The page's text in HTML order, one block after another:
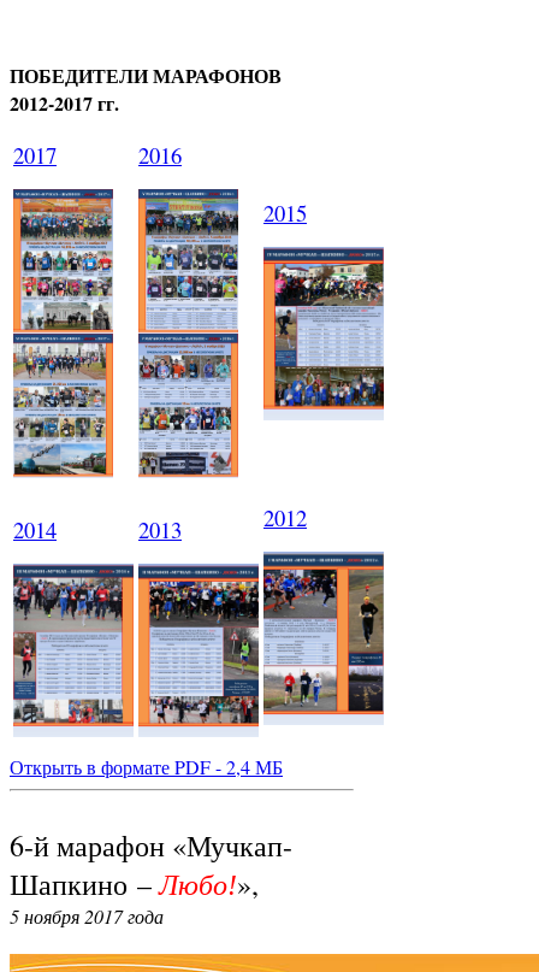
ПОБЕДИТЕЛИ МАРАФОНОВ
2012-2017 гг.
2017
2016
2015
2014 2013 2012
Открыть в формате PDF - 2,4 МБ
6-й марафон «Мучкап-
Шапкино –Любо!»,
5 ноября 2017 года